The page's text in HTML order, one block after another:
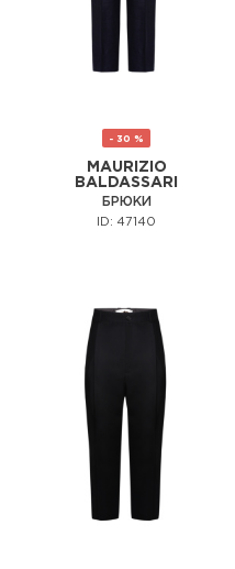
- 30 %
MAURIZIO
BALDASSARI
БРЮКИ
ID: 47140